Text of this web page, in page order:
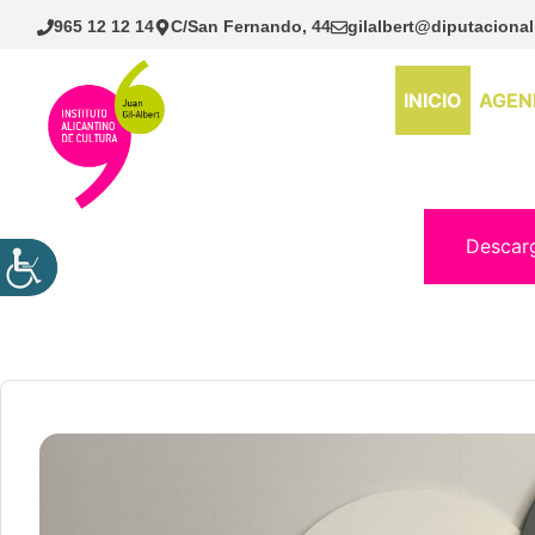
Saltar
965 12 12 14 C/San Fernando, 44
INICIO